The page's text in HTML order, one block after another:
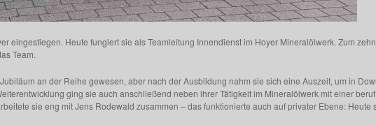
eingestiegen. Heute fungiert sie als Teamleitung Innendienst im Hoyer Mineralölwerk. Zum
Team.
an der Reihe gewesen, aber nach der Ausbildung nahm sie sich eine Auszeit, um in
ging sie auch anschließend neben ihrer Tätigkeit im Mineralölwerk mit einer
sie eng mit Jens Rodewald zusammen – das funktionierte auch auf privater Ebene: Heute